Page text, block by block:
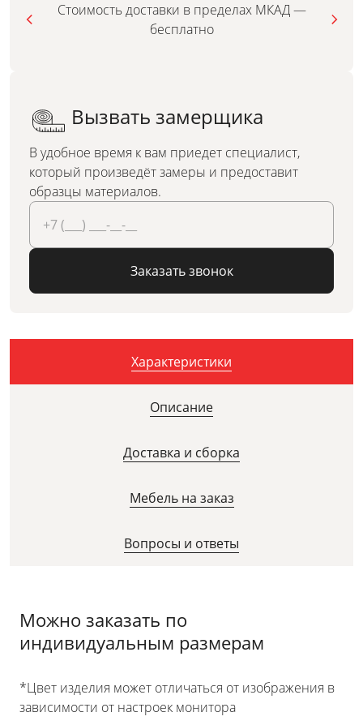
Стоимость доставки в пределах МКАД —
бесплатно
Вызвать замерщика
В удобное время к вам приедет специалист,
который произведёт замеры и предоставит
образцы материалов.
Заказать звонок
Характеристики
Описание
Доставка и сборка
Мебель на заказ
Вопросы и ответы
Можно заказать по
индивидуальным размерам
*Цвет изделия может отличаться от изображения в
зависимости от настроек монитора